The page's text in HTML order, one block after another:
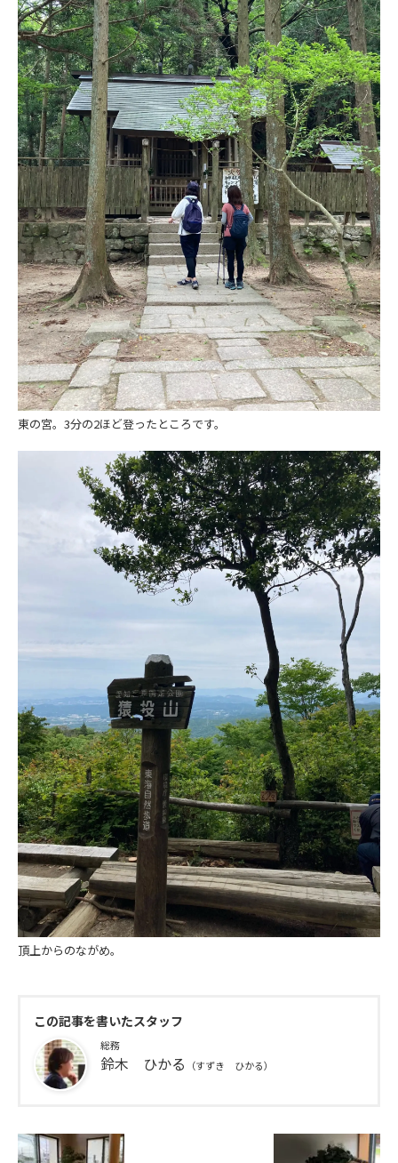
東の宮。3分の2ほど登ったところです。
頂上からのながめ。
この記事を書いたスタッフ
総務
鈴木 ひかる （すずき ひかる）